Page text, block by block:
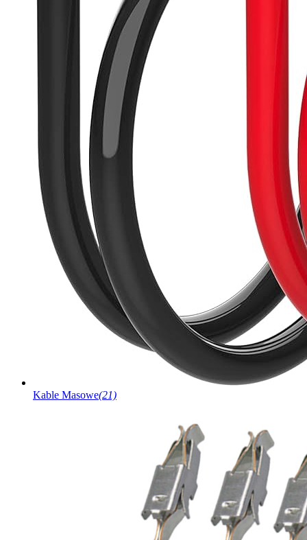
Kable Masowe(21)